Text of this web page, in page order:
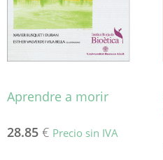
Aprendre a morir
28.85 € Precio sin IVA